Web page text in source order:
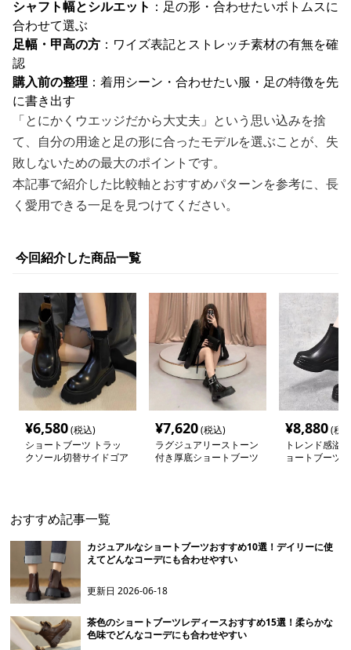
シャフト幅とシルエット ：足の形・合わせたいボトムスに
合わせて選ぶ
足幅・甲高の方 ：ワイズ表記とストレッチ素材の有無を確
認
購入前の整理 ：着用シーン・合わせたい服・足の特徴を先
に書き出す
「とにかくウエッジだから大丈夫」という思い込みを捨
て、自分の用途と足の形に合ったモデルを選ぶことが、失
敗しないための最大のポイントです。
本記事で紹介した比較軸とおすすめパターンを参考に、長
く愛用できる一足を見つけてください。
今回紹介した商品一覧
¥6,580(税込)
ショートブーツ トラッ
クソール切替サイドゴア
¥7,620(税込)
ラグジュアリーストーン
付き厚底ショートブーツ
¥8,880(税
トレンド感溢
ョートブーツ
おすすめ記事一覧
カジュアルなショートブーツおすすめ10選！デイリーに使
えてどんなコーデにも合わせやすい
更新日2026-06-18
茶色のショートブーツレディースおすすめ15選！柔らかな
色味でどんなコーデにも合わせやすい